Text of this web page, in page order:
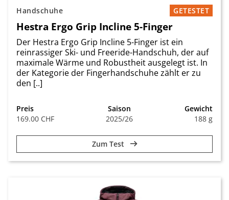
Handschuhe GETESTET
Hestra Ergo Grip Incline 5-Finger
Der Hestra Ergo Grip Incline 5-Finger ist ein
reinrassiger Ski- und Freeride-Handschuh, der auf
maximale Wärme und Robustheit ausgelegt ist. In
der Kategorie der Fingerhandschuhe zählt er zu
den [..]
Preis
169.00 CHF
Saison
2025/26
Gewicht
188 g
Zum Test